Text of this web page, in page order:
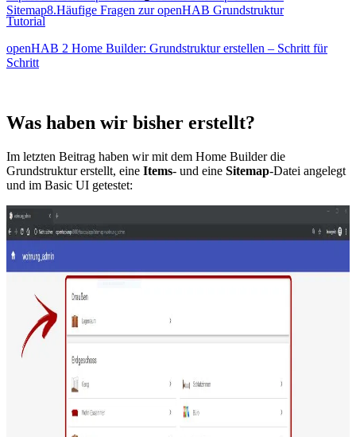
Sitemap8.Häufige Fragen zur openHAB Grundstruktur
Tutorial
openHAB 2 Home Builder: Grundstruktur erstellen – Schritt für
Schritt
Was haben wir bisher erstellt?
Im letzten Beitrag haben wir mit dem Home Builder die
Grundstruktur erstellt, eine Items- und eine Sitemap-Datei angelegt
und im Basic UI getestet: